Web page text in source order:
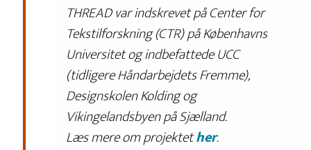
THREAD var indskrevet på Center for
Tekstilforskning (CTR) på Københavns
Universitet og indbefattede UCC
(tidligere Håndarbejdets Fremme),
Designskolen Kolding og
Vikingelandsbyen på Sjælland.
Læs mere om projektether.